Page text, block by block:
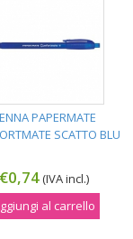
PAPERMATE
SCATTO BLU
€0,74(IVA incl.)
al carrello